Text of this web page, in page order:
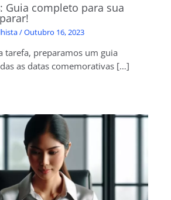
Guia completo para sua
/Outubro 16, 2023
tarefa, preparamos um guia
as datas comemorativas […]